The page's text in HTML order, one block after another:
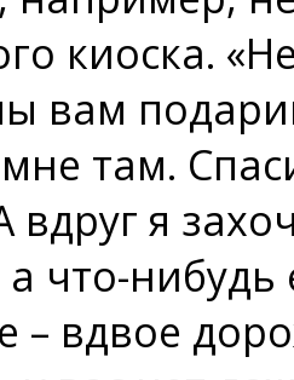
киоска.
вам
там.
вдруг я
что-нибудь
– вдвое